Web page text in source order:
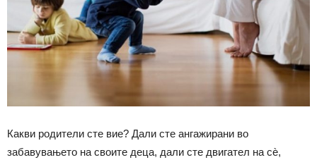
Какви родители сте вие? Дали сте ангажирани во
забавувањето на своите деца, дали сте двигател на сѐ,